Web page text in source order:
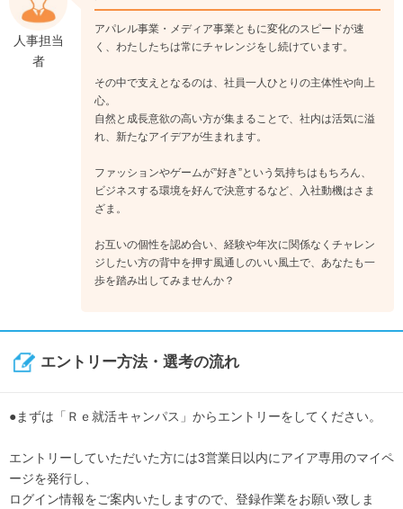
人事担当
者
アパレル事業・メディア事業ともに変化のスピードが速
く、わたしたちは常にチャレンジをし続けています。
その中で支えとなるのは、社員一人ひとりの主体性や向上
心。
自然と成長意欲の高い方が集まることで、社内は活気に溢
れ、新たなアイデアが生まれます。
ファッションやゲームが”好き”という気持ちはもちろん、
ビジネスする環境を好んで決意するなど、入社動機はさま
ざま。
お互いの個性を認め合い、経験や年次に関係なくチャレン
ジしたい方の背中を押す風通しのいい風土で、あなたも一
歩を踏み出してみませんか？
エントリー方法・選考の流れ
●まずは「Ｒｅ就活キャンパス」からエントリーをしてください。
エントリーしていただいた方には3営業日以内にアイア専用のマイペ
ージを発行し、
ログイン情報をご案内いたしますので、登録作業をお願い致しま